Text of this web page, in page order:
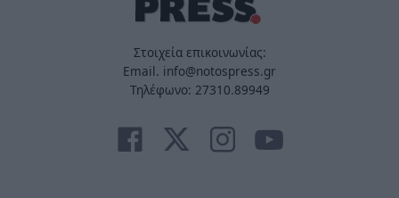
Στοιχεία επικοινωνίας:
Email. info@notospress.gr
Τηλέφωνο: 27310.89949